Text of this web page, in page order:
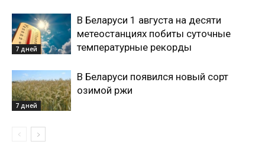
7 дней
В Беларуси 1 августа на десяти
метеостанциях побиты суточные
температурные рекорды
7 дней
В Беларуси появился новый сорт
озимой ржи